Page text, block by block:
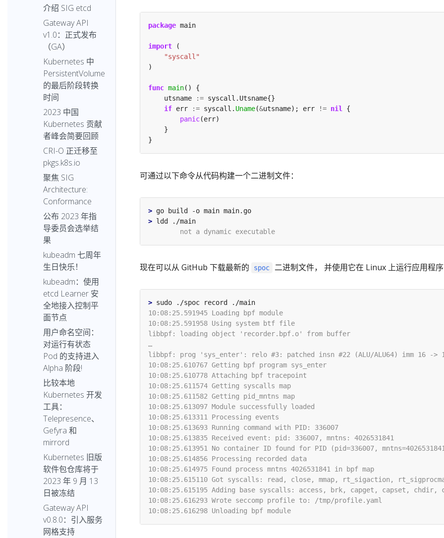
介绍 SIG etcd
Gateway API
v1.0：正式发布
（GA）
Kubernetes 中
PersistentVolume
的最后阶段转换
时间
2023 中国
Kubernetes 贡献
者峰会简要回顾
CRI-O 正迁移至
pkgs.k8s.io
聚焦 SIG
Architecture:
Conformance
公布 2023 年指
导委员会选举结
果
kubeadm 七周年
生日快乐！
kubeadm：使用
etcd Learner 安
全地接入控制平
面节点
用户命名空间：
对运行有状态
Pod 的支持进入
Alpha 阶段!
比较本地
Kubernetes 开发
工具：
Telepresence、
Gefyra 和
mirrord
Kubernetes 旧版
软件包仓库将于
2023 年 9 月 13
日被冻结
Gateway API
v0.8.0：引入服务
网格支持
package
import
"syscall"
func main
	utsname
:=
if err := syscall. Uname(&utsname); err != nil
panic
可通过以下命令从代码构建一个二进制文件：
>
>
现在可以从 GitHub 下载最新的 spoc 二进制文件， 并使用它在 Linux 上运行应用程
>